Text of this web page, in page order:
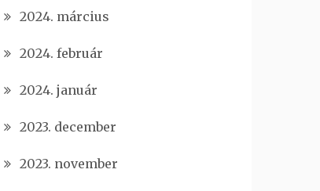
2024. március
2024. február
2024. január
2023. december
2023. november